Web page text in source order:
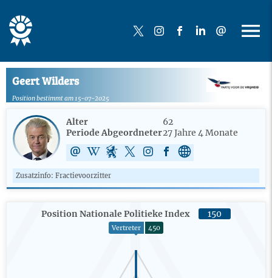
Geert Wilders
Position bestimmt am 15-07-2025
Alter
62
Periode Abgeordneter27 Jahre 4 Monate
Zusatzinfo: Fractievoorzitter
Position Nationale Politieke Index 150
Vertreter 450